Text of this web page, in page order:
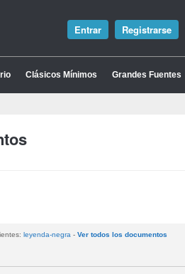
Entrar Registrarse
Clásicos Mínimos Grandes Fuentes
leyenda-negra - Ver todos los documentos